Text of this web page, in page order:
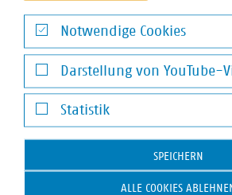
Valeriya Morgenstern
Notwendige Cookies
Notwendige Cookies
Darstellung von YouTube-
Darstellung von YouTube-Videos
Statistik
Statistik
SPEICHERN
ALLE COOKIES